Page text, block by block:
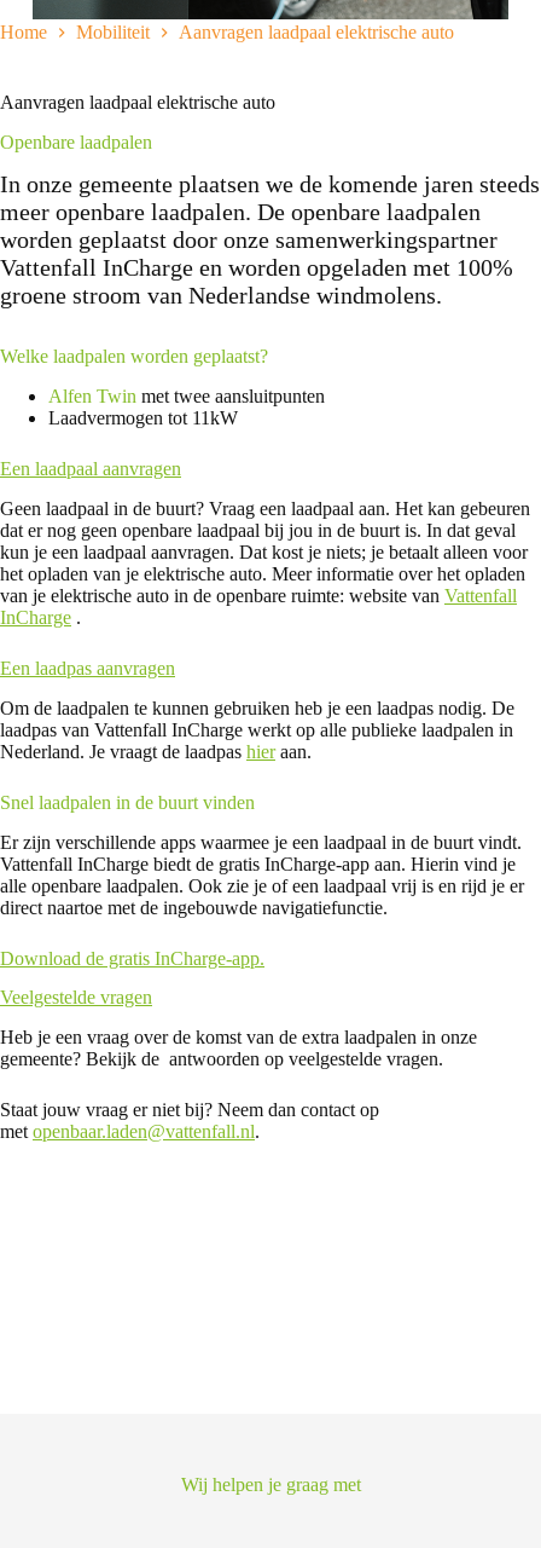
Home Mobiliteit Aanvragen laadpaal elektrische auto
Aanvragen laadpaal elektrische auto
Openbare laadpalen
In onze gemeente plaatsen we de komende jaren steeds
meer openbare laadpalen. De openbare laadpalen
worden geplaatst door onze samenwerkingspartner
Vattenfall InCharge en worden opgeladen met 100%
groene stroom van Nederlandse windmolens.
Welke laadpalen worden geplaatst?
Alfen Twin met twee aansluitpunten
Laadvermogen tot 11kW
Een laadpaal aanvragen
Geen laadpaal in de buurt? Vraag een laadpaal aan. Het kan gebeuren
dat er nog geen openbare laadpaal bij jou in de buurt is. In dat geval
kun je een laadpaal aanvragen. Dat kost je niets; je betaalt alleen voor
het opladen van je elektrische auto. Meer informatie over het opladen
van je elektrische auto in de openbare ruimte: website van Vattenfall
InCharge .
Een laadpas aanvragen
Om de laadpalen te kunnen gebruiken heb je een laadpas nodig. De
laadpas van Vattenfall InCharge werkt op alle publieke laadpalen in
Nederland. Je vraagt de laadpas hieraan.
Snel laadpalen in de buurt vinden
Er zijn verschillende apps waarmee je een laadpaal in de buurt vindt.
Vattenfall InCharge biedt de gratis InCharge-app aan. Hierin vind je
alle openbare laadpalen. Ook zie je of een laadpaal vrij is en rijd je er
direct naartoe met de ingebouwde navigatiefunctie.
Download de gratis InCharge-app.
Veelgestelde vragen
Heb je een vraag over de komst van de extra laadpalen in onze
gemeente? Bekijk de antwoorden op veelgestelde vragen.
Staat jouw vraag er niet bij? Neem dan contact op
met openbaar.laden@vattenfall.nl.
Wij helpen je graag met